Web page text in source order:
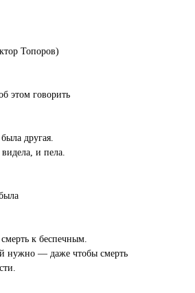
Топоров)
этом говорить
другая.
и пела.
к беспечным.
нужно — даже чтобы смерть